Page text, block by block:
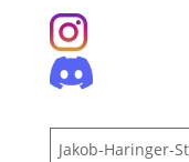
Jakob-Haringer-